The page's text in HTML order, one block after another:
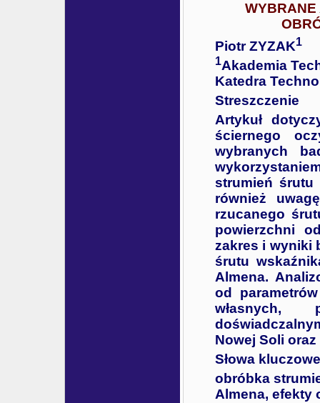
WYBRANE
Piotr ZYZAK1
1Akademia
Katedra
Streszczenie
Artykuł
ściernego
wybranych
strumień śrutu
również
rzucanego
powierzchni
zakres i wyniki
śrutu
Almena.
od
własnych,
Nowej Soli
Słowa
obróbka
Almena, efekty